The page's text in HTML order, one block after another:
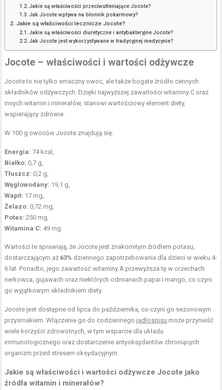
Jakie są właściwości przeciwutleniające Jocote?
Jak Jocote wpływa na błonnik pokarmowy?
Jakie są właściwości lecznicze Jocote?
Jakie są właściwości diuretyczne i antybakteryjne Jocote?
Jak Jocote jest wykorzystywane w tradycyjnej medycynie?
Jocote – właściwości i wartości odżywcze
Jocote to nie tylko smaczny owoc, ale także bogate źródło cennych
składników odżywczych. Dzięki najwyższej zawartości witaminy C oraz
innych witamin i minerałów, stanowi wartościowy element diety,
wspierający zdrowie.
W 100 g owoców Jocote znajdują się:
Energia: 74 kcal,
Białko: 0,7 g,
Tłuszcz: 0,2 g,
Węglowodany: 19,1 g,
Wapń: 17 mg,
Żelazo: 0,72 mg,
Potas: 250 mg,
Witamina C: 49 mg.
Wartości te sprawiają, że Jocote jest znakomitym źródłem potasu,
dostarczającym aż 63% dziennego zapotrzebowania dla dzieci w wieku 4-
6 lat. Ponadto, jego zawartość witaminy A przewyższa tę w orzechach
nerkowca, gujawach oraz niektórych odmianach papai i mango, co czyni
go wyjątkowym składnikiem diety.
Jocote jest dostępne od lipca do października, co czyni go sezonowym
przysmakiem. Włączenie go do codziennego jadłospisu może przynieść
wiele korzyści zdrowotnych, w tym wsparcie dla układu
immunologicznego oraz dostarczenie antyoksydantów chroniących
organizm przed stresem oksydacyjnym.
Jakie są właściwości i wartości odżywcze Jocote jako
źródła witamin i minerałów?